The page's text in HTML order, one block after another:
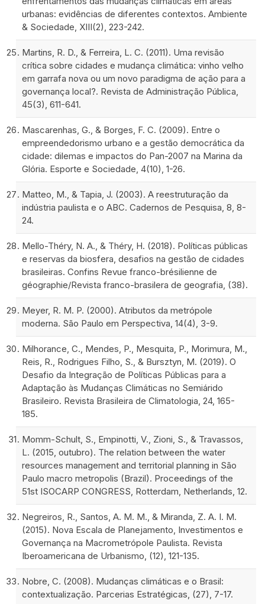
urbanas: evidências de diferentes contextos. Ambiente
& Sociedade, XIII(2), 223-242.
Martins, R. D., & Ferreira, L. C. (2011). Uma revisão
crítica sobre cidades e mudança climática: vinho velho
em garrafa nova ou um novo paradigma de ação para a
governança local?. Revista de Administração Pública,
45(3), 611-641.
Mascarenhas, G., & Borges, F. C. (2009). Entre o
empreendedorismo urbano e a gestão democrática da
cidade: dilemas e impactos do Pan-2007 na Marina da
Glória. Esporte e Sociedade, 4(10), 1-26.
Matteo, M., & Tapia, J. (2003). A reestruturação da
indústria paulista e o ABC. Cadernos de Pesquisa, 8, 8-
24.
Mello-Théry, N. A., & Théry, H. (2018). Políticas públicas
e reservas da biosfera, desafios na gestão de cidades
brasileiras. Confins Revue franco-brésilienne de
géographie/Revista franco-brasilera de geografia, (38).
Meyer, R. M. P. (2000). Atributos da metrópole
moderna. São Paulo em Perspectiva, 14(4), 3-9.
Milhorance, C., Mendes, P., Mesquita, P., Morimura, M.,
Reis, R., Rodrigues Filho, S., & Bursztyn, M. (2019). O
Desafio da Integração de Políticas Públicas para a
Adaptação às Mudanças Climáticas no Semiárido
Brasileiro. Revista Brasileira de Climatologia, 24, 165-
185.
Momm-Schult, S., Empinotti, V., Zioni, S., & Travassos,
L. (2015, outubro). The relation between the water
resources management and territorial planning in São
Paulo macro metropolis (Brazil). Proceedings of the
51st ISOCARP CONGRESS, Rotterdam, Netherlands, 12.
Negreiros, R., Santos, A. M. M., & Miranda, Z. A. I. M.
(2015). Nova Escala de Planejamento, Investimentos e
Governança na Macrometrópole Paulista. Revista
Iberoamericana de Urbanismo, (12), 121-135.
Nobre, C. (2008). Mudanças climáticas e o Brasil:
contextualização. Parcerias Estratégicas, (27), 7-17.